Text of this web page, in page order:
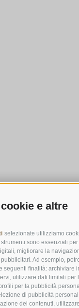
e altre
selezionate utilizziamo
sono essenziali
migliorare la
Ad esempio,
seguenti finalità: archiviare
utilizzare dati limitati per
per la pubblicità
di pubblicità
dei contenuti,